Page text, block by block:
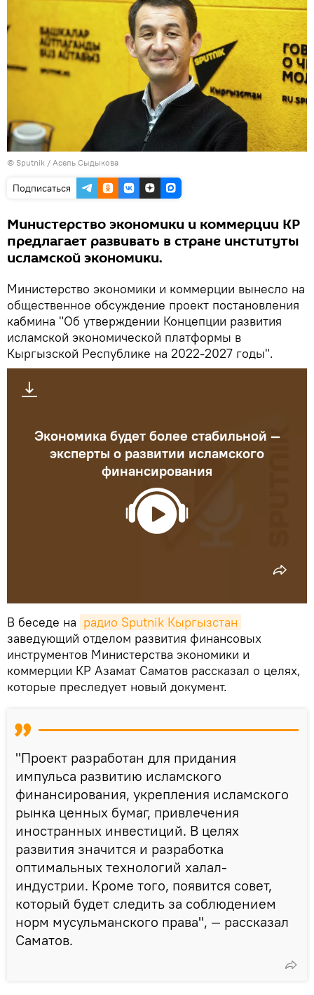
© Sputnik / Асель Сыдыкова
Подписаться
Министерство экономики и коммерции КР
предлагает развивать в стране институты
исламской экономики.
Министерство экономики и коммерции вынесло на
общественное обсуждение проект постановления
кабмина "Об утверждении Концепции развития
исламской экономической платформы в
Кыргызской Республике на 2022-2027 годы".
Экономика будет более стабильной —
эксперты о развитии исламского
финансирования
В беседе на радио Sputnik Кыргызстан
заведующий отделом развития финансовых
инструментов Министерства экономики и
коммерции КР Азамат Саматов рассказал о целях,
которые преследует новый документ.
"Проект разработан для придания
импульса развитию исламского
финансирования, укрепления исламского
рынка ценных бумаг, привлечения
иностранных инвестиций. В целях
развития значится и разработка
оптимальных технологий халал-
индустрии. Кроме того, появится совет,
который будет следить за соблюдением
норм мусульманского права", — рассказал
Саматов.